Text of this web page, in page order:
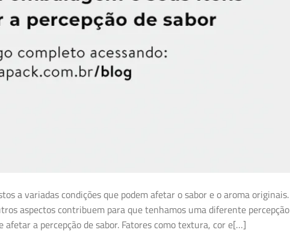
a variadas condições que podem afetar o sabor e o aroma originais.
aspectos contribuem para que tenhamos uma diferente percepção
a percepção de sabor. Fatores como textura, cor e[…]